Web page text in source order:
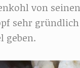
von
sehr
geben.